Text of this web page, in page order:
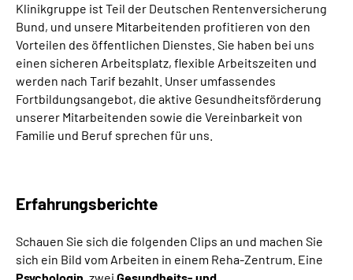
Klinikgruppe ist Teil der Deutschen Rentenversicherung
Bund, und unsere Mitarbeitenden profitieren von den
Vorteilen des öffentlichen Dienstes. Sie haben bei uns
einen sicheren Arbeitsplatz, flexible Arbeitszeiten und
werden nach Tarif bezahlt. Unser umfassendes
Fortbildungsangebot, die aktive Gesundheitsförderung
unserer Mitarbeitenden sowie die Vereinbarkeit von
Familie und Beruf sprechen für uns.
Erfahrungsberichte
Schauen Sie sich die folgenden Clips an und machen Sie
sich ein Bild vom Arbeiten in einem Reha-Zentrum. Eine